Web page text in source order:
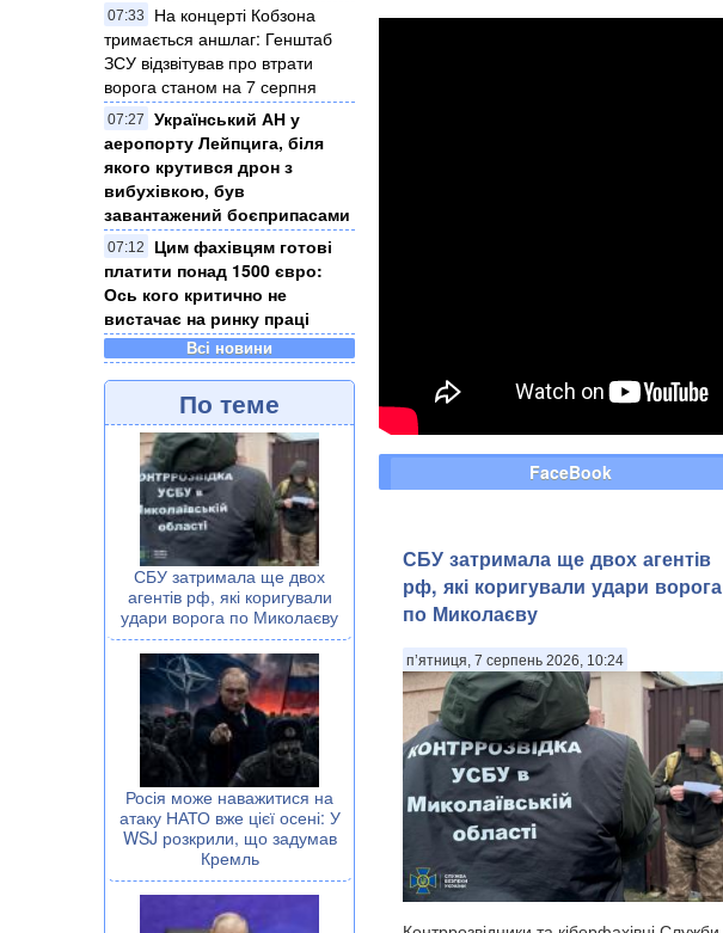
07:33
На концерті Кобзона
тримається аншлаг: Генштаб
ЗСУ відзвітував про втрати
ворога станом на 7 серпня
07:27
Український АН у
аеропорту Лейпцига, біля
якого крутився дрон з
вибухівкою, був
завантажений боєприпасами
07:12
Цим фахівцям готові
платити понад 1500 євро:
Ось кого критично не
вистачає на ринку праці
Всі новини
По теме
СБУ затримала ще двох
агентів рф, які коригували
удари ворога по Миколаєву
Росія може наважитися на
атаку НАТО вже цієї осені: У
WSJ розкрили, що задумав
Кремль
FaceBook
СБУ затримала ще двох агентів
рф, які коригували удари ворога
по Миколаєву
п’ятниця, 7 серпень 2026, 10:24